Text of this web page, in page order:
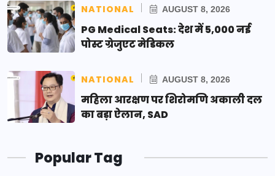
NATIONAL AUGUST 8, 2026
PG Medical Seats: देश में 5,000 नई
पोस्ट ग्रेजुएट मेडिकल
NATIONAL AUGUST 8, 2026
महिला आरक्षण पर शिरोमणि अकाली दल
का बड़ा ऐलान, SAD
Popular Tag